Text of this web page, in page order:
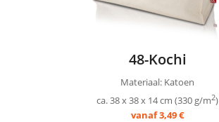
48-Kochi
Materiaal: Katoen
ca. 38 x 38 x 14 cm (330 g/m2)
vanaf 3,49 €